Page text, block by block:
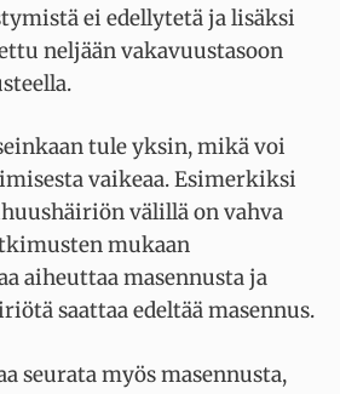
ei edellytetä ja lisäksi
neljään vakavuustasoon
tule yksin, mikä voi
vaikeaa. Esimerkiksi
välillä on vahva
mukaan
aiheuttaa masennusta ja
saattaa edeltää masennus.
seurata myös masennusta,